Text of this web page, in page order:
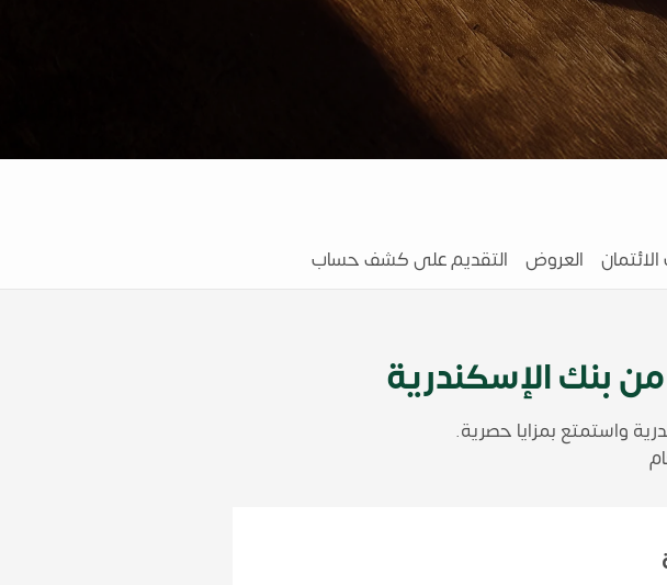
العروض التقديم على كشف حساب
بنك الإسكندرية
واستمتع بمزايا حصرية.